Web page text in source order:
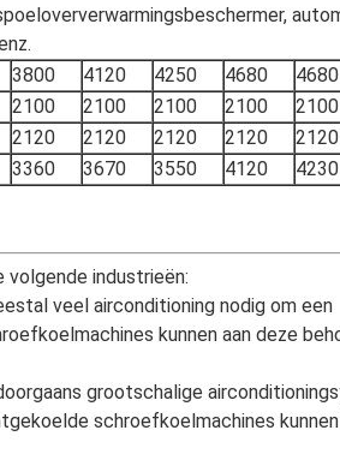
3800 4120 4250 4680 4680
2100 2100 2100 2100 2100
2120 2120 2120 2120 2120
3360 3670 3550 4120 4230
industrieën:
veel airconditioning nodig om een
kunnen aan deze
grootschalige
schroefkoelmachines kunnen